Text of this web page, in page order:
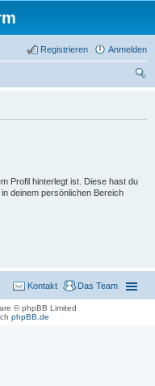
Anmelden
Registrieren
Profil hinterlegt ist. Diese hast du
deinem persönlichen Bereich
Das Team
Kontakt
© phpBB Limited
phpBB.de